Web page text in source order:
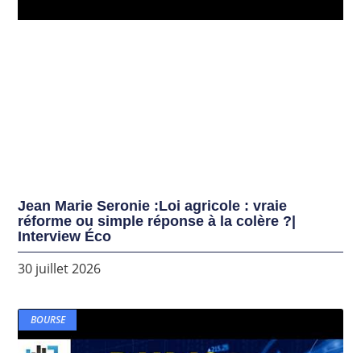
Jean Marie Seronie :Loi agricole : vraie
réforme ou simple réponse à la colère ?|
Interview Éco
30 juillet 2026
BOURSE